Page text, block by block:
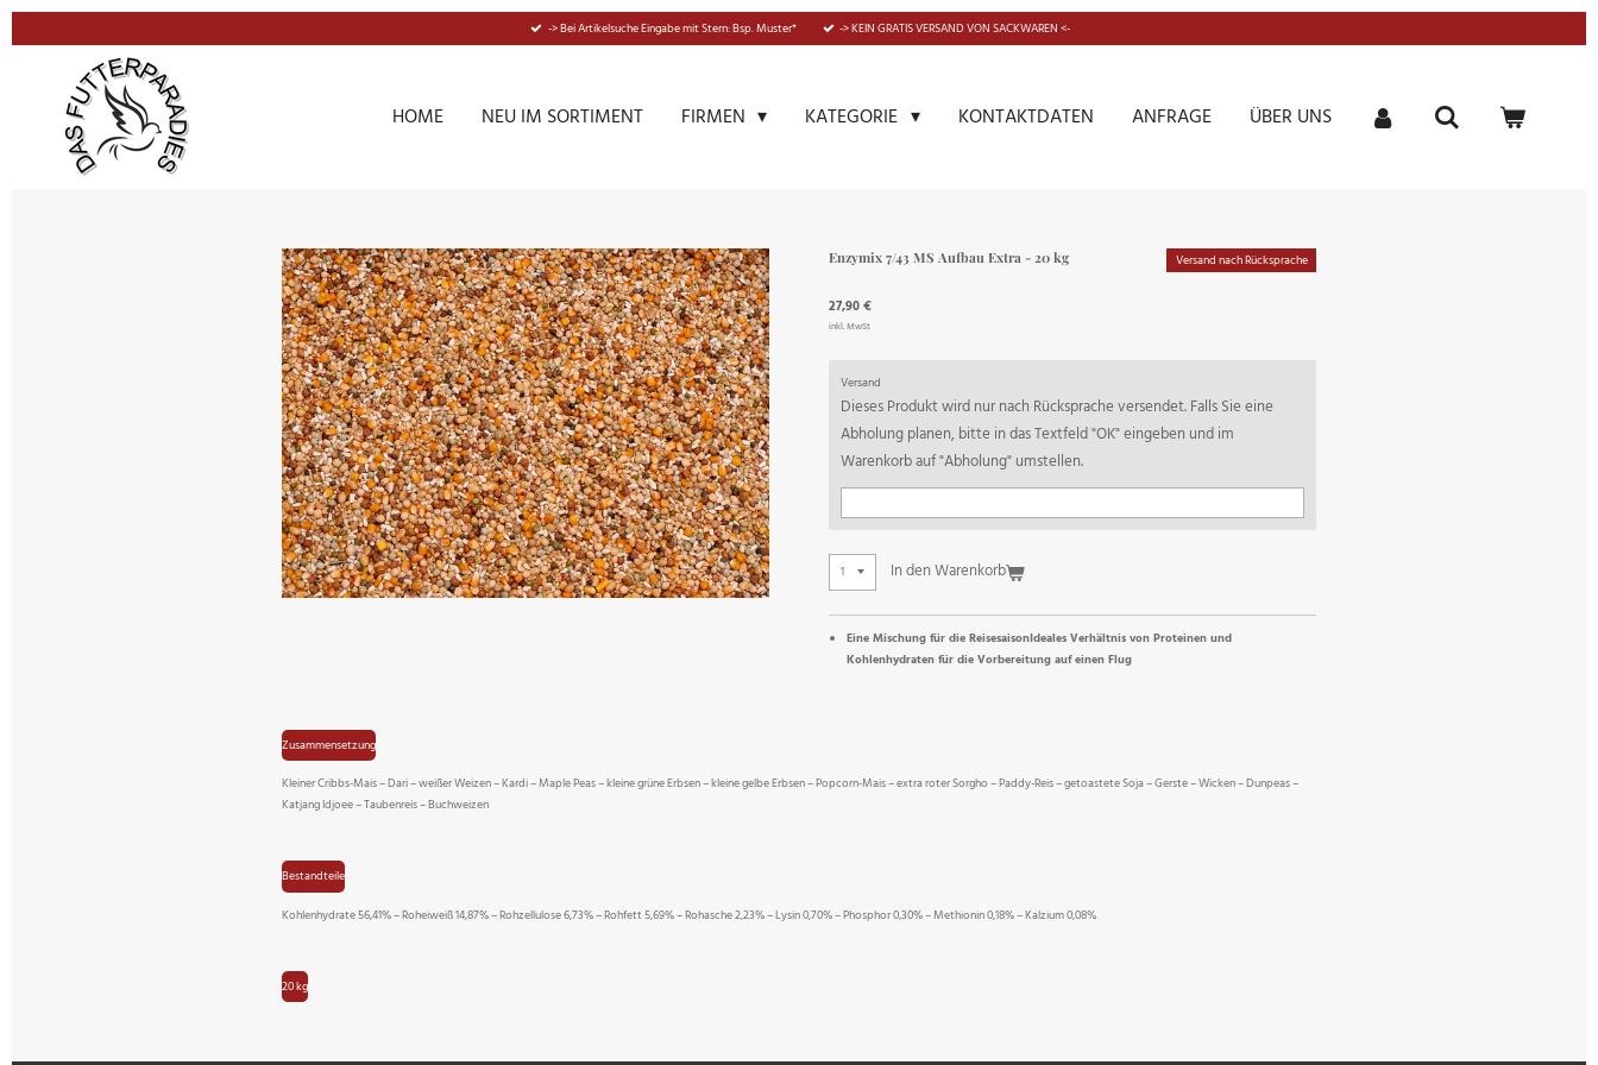
-> Bei Artikelsuche Eingabe mit Stern: Bsp. Muster* -> KEIN GRATIS VERSAND VON SACKWAREN <-
HOME NEU IM SORTIMENT FIRMEN KATEGORIE KONTAKTDATEN ANFRAGE ÜBER UNS
Enzymix 7/43 MS Aufbau Extra - 20 kg Versand nach Rücksprache
27,90 €
inkl. MwSt
Versand
Dieses Produkt wird nur nach Rücksprache versendet. Falls Sie eine
Abholung planen, bitte in das Textfeld "OK" eingeben und im
Warenkorb auf "Abholung" umstellen.
In den Warenkorb
Eine Mischung für die ReisesaisonIdeales Verhältnis von Proteinen und
Kohlenhydraten für die Vorbereitung auf einen Flug
Zusammensetzung
Kleiner Cribbs-Mais – Dari – weißer Weizen – Kardi – Maple Peas – kleine grüne Erbsen – kleine gelbe Erbsen – Popcorn-Mais – extra roter Sorgho – Paddy-Reis – getoastete Soja – Gerste – Wicken – Dunpeas –
Katjang Idjoee – Taubenreis – Buchweizen
Bestandteile
Kohlenhydrate 56,41% – Roheiweiß 14,87% – Rohzellulose 6,73% – Rohfett 5,69% – Rohasche 2,23% – Lysin 0,70% – Phosphor 0,30% – Methionin 0,18% – Kalzium 0,08%
20 kg